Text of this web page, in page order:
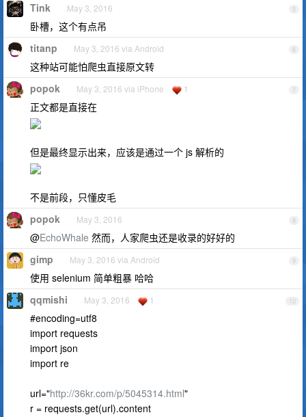
5
Tink May 3, 2016
卧槽，这个有点吊
6
titanp May 3, 2016 via Android
这种站可能怕爬虫直接原文转
7
popok May 3, 2016 via iPhone 1
正文都是直接在
但是最终显示出来，应该是通过一个 js 解析的
不是前段，只懂皮毛
8
popok May 3, 2016
@EchoWhale 然而，人家爬虫还是收录的好好的
9
gimp May 3, 2016 via Android
使用 selenium 简单粗暴 哈哈
10
qqmishi May 3, 2016 1
#encoding=utf8
import requests
import json
import re
url="http://36kr.com/p/5045314.html"
r = requests.get(url).content